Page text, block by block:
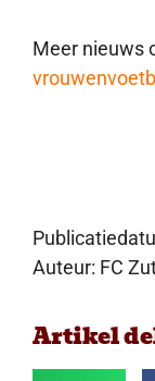
Meer nieuws
Auteur: FC
Artikel